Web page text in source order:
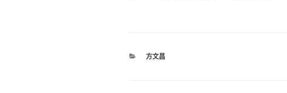
分
方文昌